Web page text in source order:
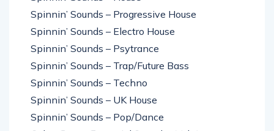
Spinnin’ Sounds – House
Spinnin’ Sounds – Progressive House
Spinnin’ Sounds – Electro House
Spinnin’ Sounds – Psytrance
Spinnin’ Sounds – Trap/Future Bass
Spinnin’ Sounds – Techno
Spinnin’ Sounds – UK House